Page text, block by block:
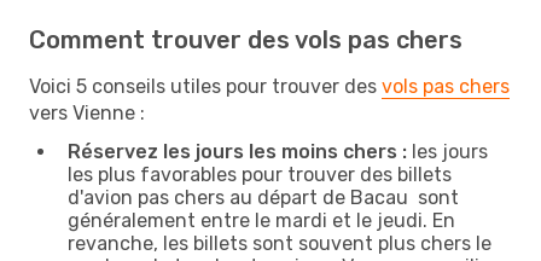
Comment trouver des vols pas chers
Voici 5 conseils utiles pour trouver des vols pas chers
vers Vienne :
Réservez les jours les moins chers : les jours
les plus favorables pour trouver des billets
d'avion pas chers au départ de Bacau sont
généralement entre le mardi et le jeudi. En
revanche, les billets sont souvent plus chers le